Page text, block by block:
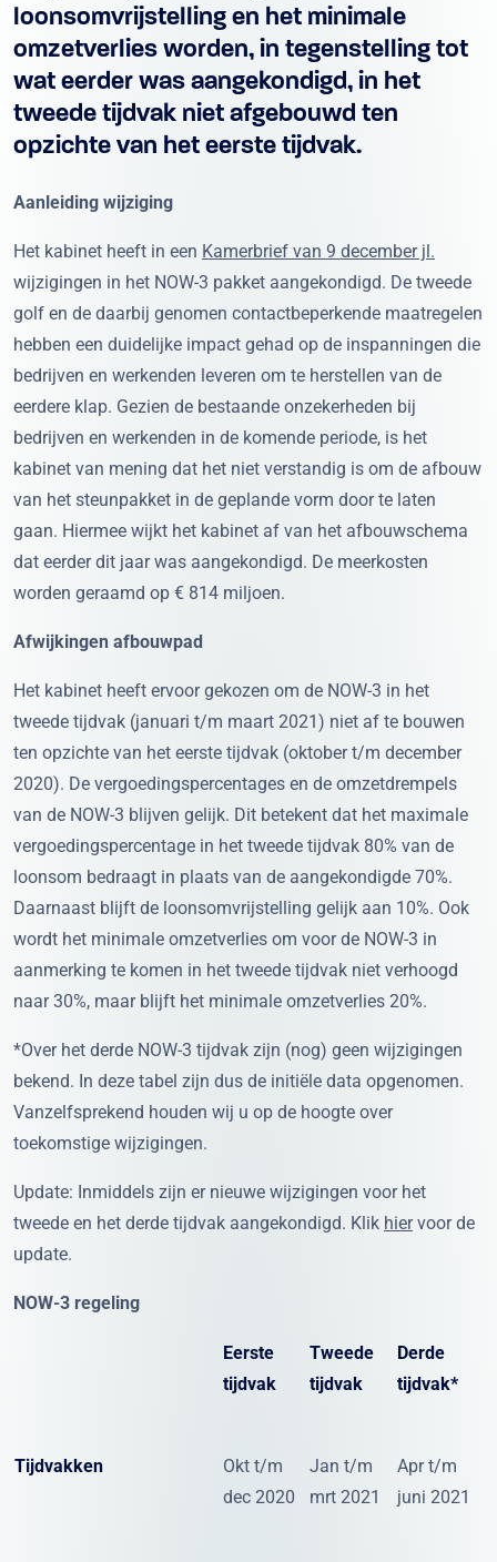
loonsomvrijstelling en het minimale
omzetverlies worden, in tegenstelling tot
wat eerder was aangekondigd, in het
tweede tijdvak niet afgebouwd ten
opzichte van het eerste tijdvak.
Aanleiding wijziging
Het kabinet heeft in een Kamerbrief van 9 december jl.
wijzigingen in het NOW-3 pakket aangekondigd. De tweede
golf en de daarbij genomen contactbeperkende maatregelen
hebben een duidelijke impact gehad op de inspanningen die
bedrijven en werkenden leveren om te herstellen van de
eerdere klap. Gezien de bestaande onzekerheden bij
bedrijven en werkenden in de komende periode, is het
kabinet van mening dat het niet verstandig is om de afbouw
van het steunpakket in de geplande vorm door te laten
gaan. Hiermee wijkt het kabinet af van het afbouwschema
dat eerder dit jaar was aangekondigd. De meerkosten
worden geraamd op € 814 miljoen.
Afwijkingen afbouwpad
Het kabinet heeft ervoor gekozen om de NOW-3 in het
tweede tijdvak (januari t/m maart 2021) niet af te bouwen
ten opzichte van het eerste tijdvak (oktober t/m december
2020). De vergoedingspercentages en de omzetdrempels
van de NOW-3 blijven gelijk. Dit betekent dat het maximale
vergoedingspercentage in het tweede tijdvak 80% van de
loonsom bedraagt in plaats van de aangekondigde 70%.
Daarnaast blijft de loonsomvrijstelling gelijk aan 10%. Ook
wordt het minimale omzetverlies om voor de NOW-3 in
aanmerking te komen in het tweede tijdvak niet verhoogd
naar 30%, maar blijft het minimale omzetverlies 20%.
*Over het derde NOW-3 tijdvak zijn (nog) geen wijzigingen
bekend. In deze tabel zijn dus de initiële data opgenomen.
Vanzelfsprekend houden wij u op de hoogte over
toekomstige wijzigingen.
Update: Inmiddels zijn er nieuwe wijzigingen voor het
tweede en het derde tijdvak aangekondigd. Klik hiervoor de
update.
NOW-3 regeling
Eerste
tijdvak
Tweede
tijdvak
Derde
tijdvak*
Tijdvakken
Okt t/m
dec 2020
Jan t/m
mrt 2021
Apr t/m
juni 2021